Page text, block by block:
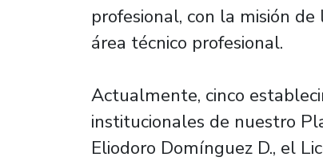
profesional, con la misión
área técnico profesional.
Actualmente, cinco
institucionales de nuestro
Eliodoro Domínguez D., el